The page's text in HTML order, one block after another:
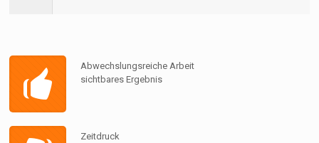
Abwechslungsreiche Arbeit
sichtbares Ergebnis
Zeitdruck